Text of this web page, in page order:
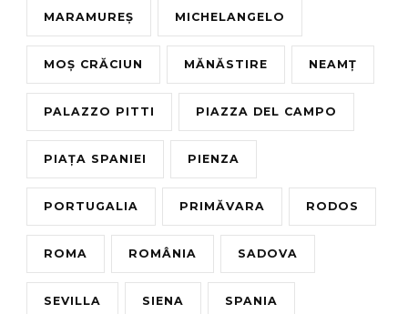
MARAMUREȘ MICHELANGELO
MOȘ CRĂCIUN MĂNĂSTIRE NEAMȚ
PALAZZO PITTI PIAZZA DEL CAMPO
PIAȚA SPANIEI PIENZA
PORTUGALIA PRIMĂVARA RODOS
ROMA ROMÂNIA SADOVA
SEVILLA SIENA SPANIA